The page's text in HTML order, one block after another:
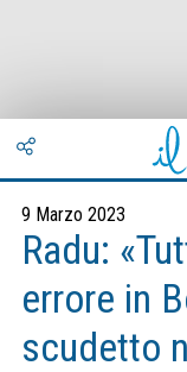
9 Marzo 2023
Radu:
errore in
scudetto